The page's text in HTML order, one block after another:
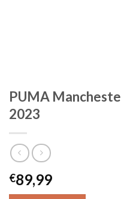
PUMA
2023
€89,99